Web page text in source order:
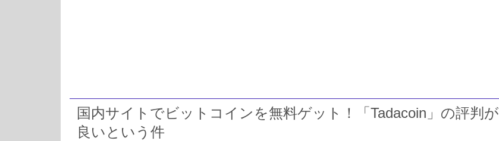
国内サイトでビットコインを無料ゲット！「Tadacoin」の評判が
良いという件